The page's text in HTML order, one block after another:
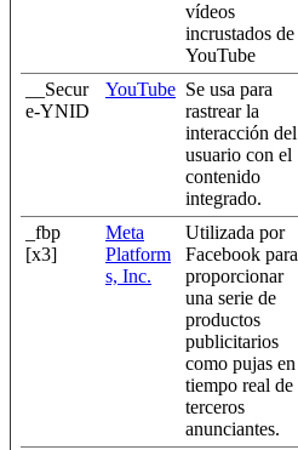
vídeos
incrustados de
YouTube
__Secur
e-YNID
YouTube Se usa para
rastrear la
interacción del
usuario con el
contenido
integrado.
_fbp
[x3]
Meta
Platform
s, Inc.
Utilizada por
Facebook para
proporcionar
una serie de
productos
publicitarios
como pujas en
tiempo real de
terceros
anunciantes.